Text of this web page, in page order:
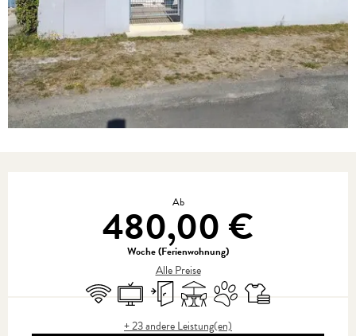
Ab
480,00 €
Woche (Ferienwohnung)
Alle Preise
Wi-Fi FernsehenUnabhängiger Eingang
TerrasseTiere erlaubtBettwäsche und Laken
+ 23 andere Leistung(en)